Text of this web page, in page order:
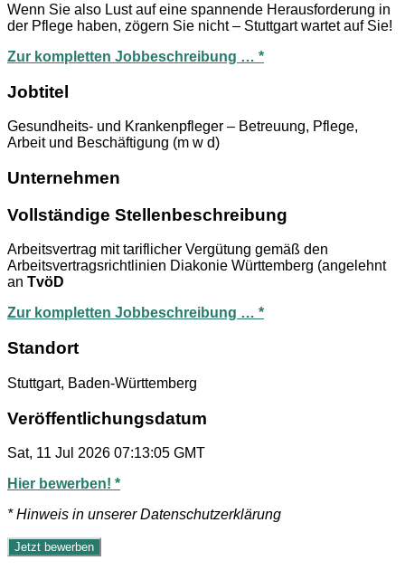
Wenn Sie also Lust auf eine spannende Herausforderung in
der Pflege haben, zögern Sie nicht – Stuttgart wartet auf Sie!
Zur kompletten Jobbeschreibung … *
Jobtitel
Gesundheits- und Krankenpfleger – Betreuung, Pflege,
Arbeit und Beschäftigung (m w d)
Unternehmen
Vollständige Stellenbeschreibung
Arbeitsvertrag mit tariflicher Vergütung gemäß den
Arbeitsvertragsrichtlinien Diakonie Württemberg (angelehnt
an TvöD
Zur kompletten Jobbeschreibung … *
Standort
Stuttgart, Baden-Württemberg
Veröffentlichungsdatum
Sat, 11 Jul 2026 07:13:05 GMT
Hier bewerben! *
* Hinweis in unserer Datenschutzerklärung